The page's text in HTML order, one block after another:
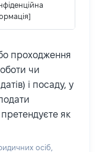
проходження
чи
і посаду, у
як
осіб,